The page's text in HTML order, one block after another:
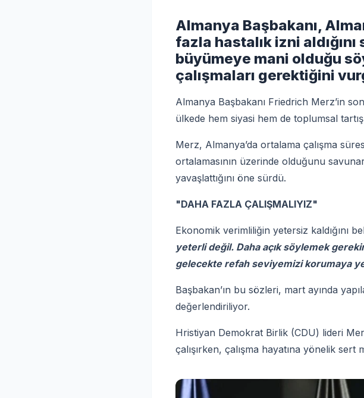
Almanya Başbakanı,
fazla hastalık izni
büyümeye mani olduğu
çalışmaları gerektiğini
Almanya Başbakanı Friedrich Merz’in
ülkede hem siyasi hem de toplumsal
Merz, Almanya’da ortalama çalışma
ortalamasının üzerinde olduğunu
yavaşlattığını öne sürdü.
"DAHA FAZLA ÇALIŞMALIYIZ"
Ekonomik verimliliğin yetersiz kaldığını
yeterli değil. Daha açık söylemek
gelecekte refah seviyemizi korumaya
Başbakan’ın bu sözleri, mart ayında
değerlendiriliyor.
Hristiyan Demokrat Birlik (CDU) lideri
çalışırken, çalışma hayatına yönelik sert